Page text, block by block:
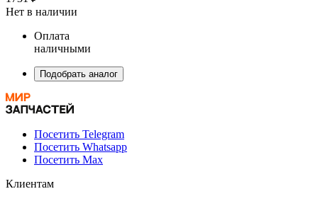
Нет в наличии
Оплата
наличными
Подобрать аналог
Посетить Telegram
Посетить Whatsapp
Посетить Max
Клиентам